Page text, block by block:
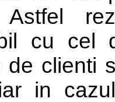
Astfel
cu cel
de clienti
in